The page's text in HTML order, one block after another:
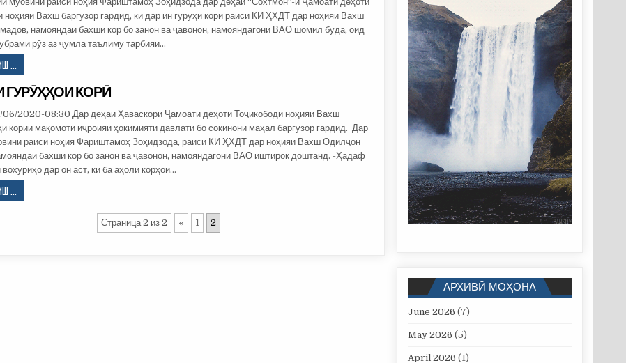
ноҳияи Вахш баргузор гардид, ки дар ин гурӯҳи корӣ раиси КИ ҲХДТ дар ноҳияи Вахш
намояндаи бахши кор бо занон ва ҷавонон, намояндагони ВАО шомил буда, оид
рӯз аз ҷумла таълиму тарбияи…
...
ГУРӮҲҲОИ
КОРӢ
ФАЪОЛОН
ГУРӮҲҲОИ КОРӢ
2020-08:30 Дар деҳаи Ҳаваскори Ҷамоати деҳоти Тоҷикободи ноҳияи Вахш
кории мақомоти иҷроияи ҳокимияти давлатӣ бо сокинони маҳал баргузор гардид. Дар
раиси ноҳия Фариштамоҳ Зоҳидзода, раиси КИ ҲХДТ дар ноҳияи Вахш Одилҷон
бахши кор бо занон ва ҷавонон, намояндагони ВАО иштирок доштанд. -Ҳадаф
вохӯриҳо дар он аст, ки ба аҳолӣ корҳои…
...
ГУРӮҲҲОИ
Страница 2 из 2 « 1 2
АРХИВӢ МОҲОНА
June 2026 (7)
May 2026 (5)
April 2026 (1)